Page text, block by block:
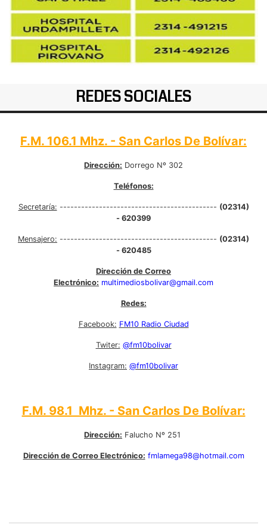
REDES SOCIALES
F.M. 106.1 Mhz. - San Carlos De Bolívar:
Dirección: Dorrego Nº 302
Teléfonos:
Secretaría: -------------------------------------------- (02314)
- 620399
Mensajero: -------------------------------------------- (02314)
- 620485
Dirección de Correo
Electrónico: multimediosbolivar@gmail.com
Redes:
Facebook: FM10 Radio Ciudad
Twiter: @fm10bolivar
Instagram: @fm10bolivar
F.M. 98.1 Mhz. - San Carlos De Bolívar:
Dirección: Falucho Nº 251
Dirección de Correo Electrónico: fmlamega98@hotmail.com